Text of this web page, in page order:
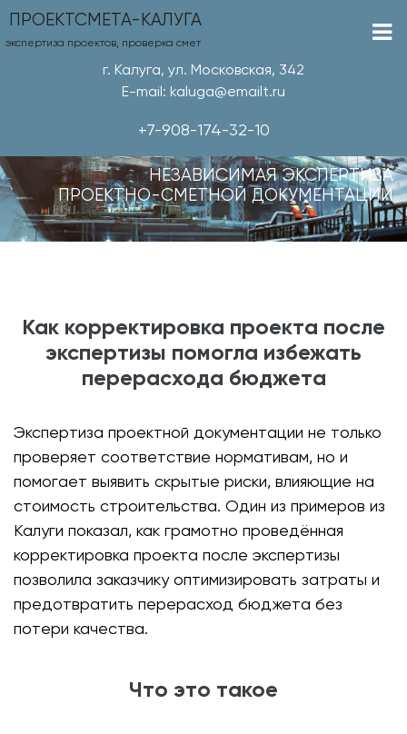
ПРОЕКТСМЕТА-КАЛУГА
экспертиза проектов, проверка смет
г. Калуга, ул. Московская, 342
E-mail: kaluga@emailt.ru
+7-908-174-32-10
НЕЗАВИСИМАЯ ЭКСПЕРТИЗА
ПРОЕКТНО-СМЕТНОЙ ДОКУМЕНТАЦИИ
Как корректировка проекта после
экспертизы помогла избежать
перерасхода бюджета
Экспертиза проектной документации не только
проверяет соответствие нормативам, но и
помогает выявить скрытые риски, влияющие на
стоимость строительства. Один из примеров из
Калуги показал, как грамотно проведённая
корректировка проекта после экспертизы
позволила заказчику оптимизировать затраты и
предотвратить перерасход бюджета без
потери качества.
Что это такое